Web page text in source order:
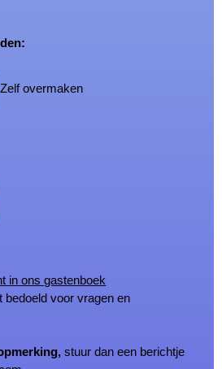
Zelf overmaken
in ons gastenboek
voor vragen en
stuur dan een berichtje